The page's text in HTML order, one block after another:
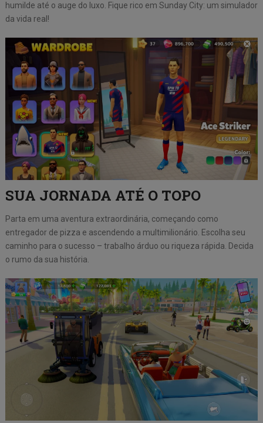
humilde até o auge do luxo. Fique rico em Sunday City: um simulador
da vida real!
SUA JORNADA ATÉ O TOPO
Parta em uma aventura extraordinária, começando como
entregador de pizza e ascendendo a multimilionário. Escolha seu
caminho para o sucesso – trabalho árduo ou riqueza rápida. Decida
o rumo da sua história.